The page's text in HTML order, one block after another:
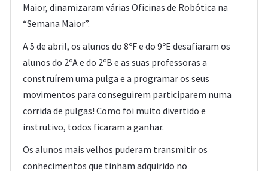
Maior, dinamizaram várias Oficinas de Robótica na
“Semana Maior”.
A 5 de abril, os alunos do 8ºF e do 9ºE desafiaram os
alunos do 2ºA e do 2ºB e as suas professoras a
construírem uma pulga e a programar os seus
movimentos para conseguirem participarem numa
corrida de pulgas! Como foi muito divertido e
instrutivo, todos ficaram a ganhar.
Os alunos mais velhos puderam transmitir os
conhecimentos que tinham adquirido no